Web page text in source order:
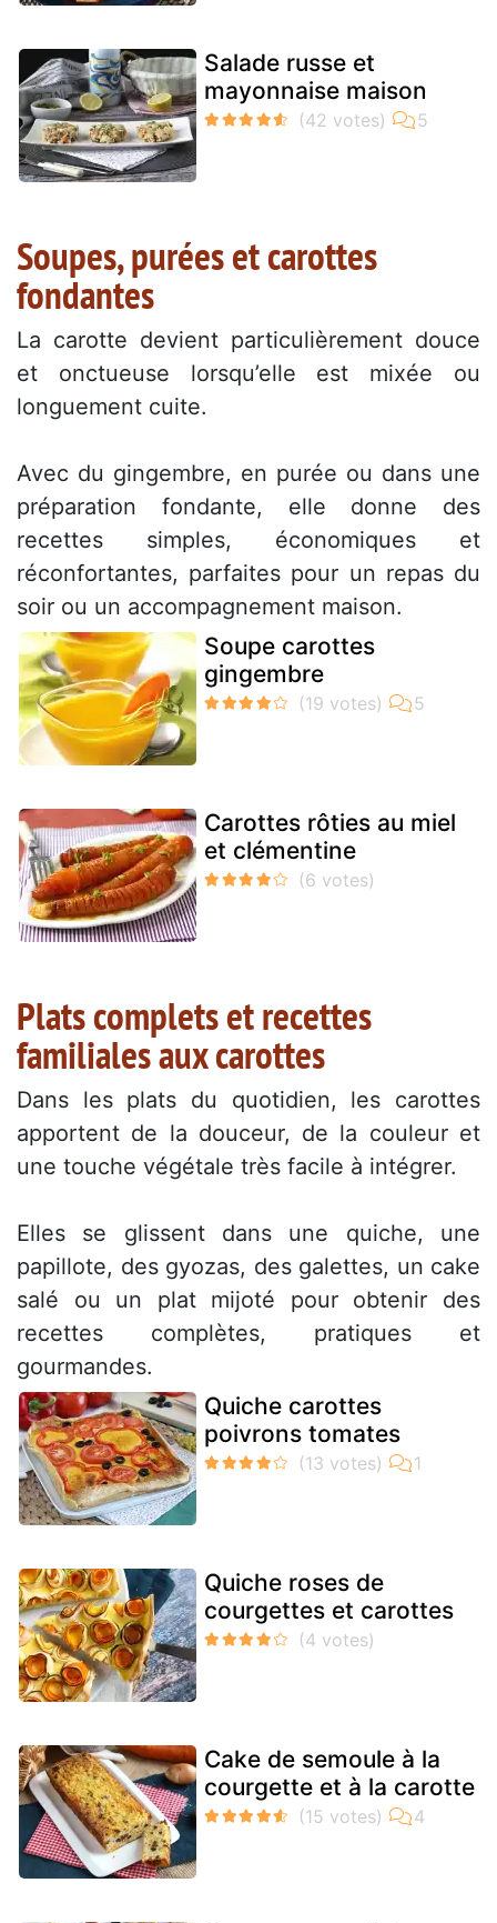
Salade russe et
mayonnaise maison
Soupes, purées et carottes
fondantes
La carotte devient particulièrement douce
et onctueuse lorsqu’elle est mixée ou
longuement cuite.
Avec du gingembre, en purée ou dans une
préparation fondante, elle donne des
recettes simples, économiques et
réconfortantes, parfaites pour un repas du
soir ou un accompagnement maison.
Soupe carottes
gingembre
Carottes rôties au miel
et clémentine
Plats complets et recettes
familiales aux carottes
Dans les plats du quotidien, les carottes
apportent de la douceur, de la couleur et
une touche végétale très facile à intégrer.
Elles se glissent dans une quiche, une
papillote, des gyozas, des galettes, un cake
salé ou un plat mijoté pour obtenir des
recettes complètes, pratiques et
gourmandes.
Quiche carottes
poivrons tomates
Quiche roses de
courgettes et carottes
Cake de semoule à la
courgette et à la carotte